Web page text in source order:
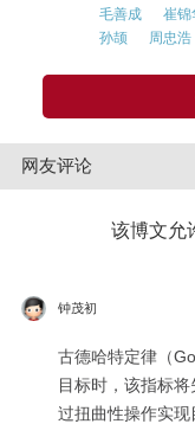
毛善成
崔锦
孙颉
周忠浩
网友评论
该博文允
钟茂初
古德哈特定律（
目标时，该指标
过扭曲性操作实现